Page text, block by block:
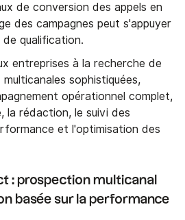
de conversion des appels en
des campagnes peut s'appuyer
qualification.
entreprises à la recherche de
sophistiquées,
opérationnel complet,
la rédaction, le suivi des
et l'optimisation des
: prospection multicanal
basée sur la performance